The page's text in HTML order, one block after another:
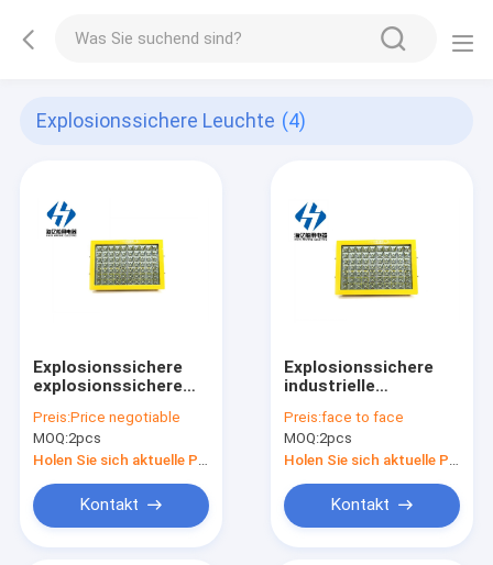
Explosionssichere Leuchte (4)
Explosionssichere
explosionssichere
wasserdichte Lampe
der Leuchte IP65
WHD97-III-L100
Preis:Price negotiable
MOQ:2pcs
Kontakt
Explosionssichere
industrielle
Leuchte WHD97-III-
L100 IP65 LED
Preis:face to face
MOQ:2pcs
Kontakt